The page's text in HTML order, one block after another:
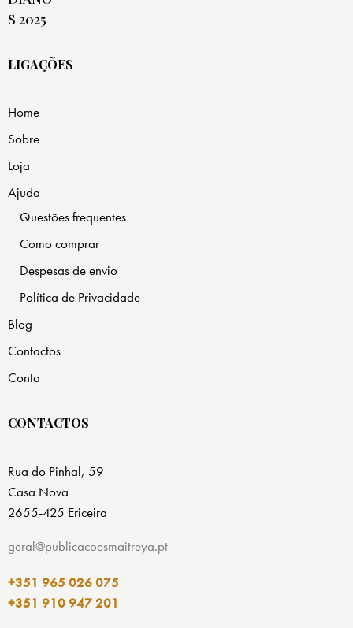
LIGAÇÕES
Home
Sobre
Loja
Ajuda
Questões frequentes
Como comprar
Despesas de envio
Política de Privacidade
Blog
Contactos
Conta
CONTACTOS
Rua do Pinhal, 59
Casa Nova
2655-425 Ericeira
geral@publicacoesmaitreya.pt
+351 965 026 075
+351 910 947 201